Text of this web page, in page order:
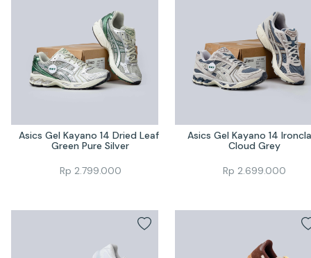
Asics Gel Kayano 14 Dried Leaf
Green Pure Silver
Rp 2.799.000
Asics Gel Kayano 14
Cloud Grey
Rp 2.699.000